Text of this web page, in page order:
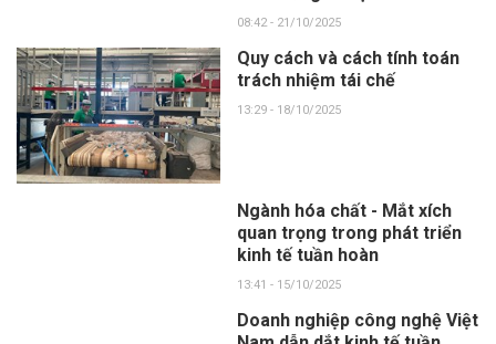
08:42 - 21/10/2025
Quy cách và cách tính toán
trách nhiệm tái chế
13:29 - 18/10/2025
Ngành hóa chất - Mắt xích
quan trọng trong phát triển
kinh tế tuần hoàn
13:41 - 15/10/2025
Doanh nghiệp công nghệ Việt